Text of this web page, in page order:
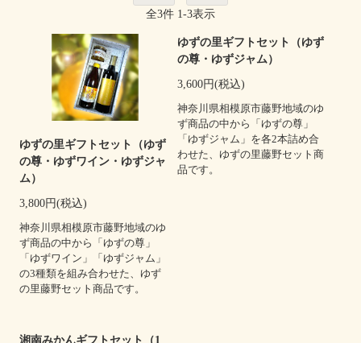
全3件 1-3表示
ゆずの里ギフトセット（ゆず
の尊・ゆずワイン・ゆずジャ
ム）
3,800円(税込)
神奈川県相模原市藤野地域のゆ
ず商品の中から「ゆずの尊」
「ゆずワイン」「ゆずジャム」
の3種類を組み合わせた、ゆず
の里藤野セット商品です。
ゆずの里ギフトセット（ゆず
の尊・ゆずジャム）
3,600円(税込)
神奈川県相模原市藤野地域のゆ
ず商品の中から「ゆずの尊」
「ゆずジャム」を各2本詰め合
わせた、ゆずの里藤野セット商
品です。
湘南みかんギフトセット（1